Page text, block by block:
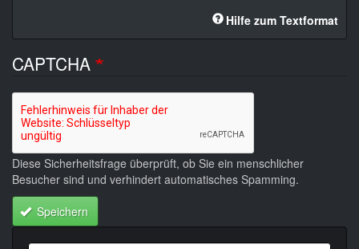
Hilfe zum Textformat
CAPTCHA
Diese Sicherheitsfrage überprüft, ob Sie ein menschlicher
Besucher sind und verhindert automatisches Spamming.
Speichern